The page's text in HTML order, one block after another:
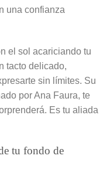
una confianza
el sol acariciando tu
tacto delicado,
sin límites. Su
por Ana Faura, te
Es tu aliada
tu fondo de